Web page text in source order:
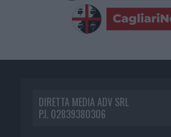
DIRETTA MEDIA ADV SRL
P.I. 02839380306